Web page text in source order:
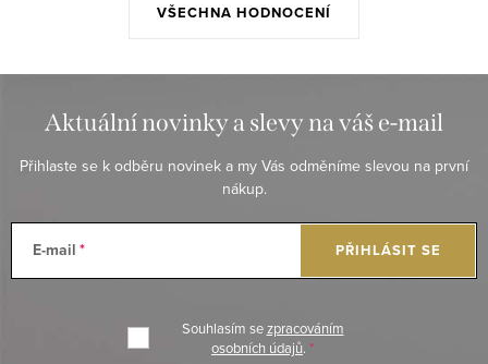
VŠECHNA HODNOCENÍ
Aktuální novinky a slevy na váš e-mail
Přihlaste se k odběru novinek a my Vás odměníme slevou na první
nákup.
E-mail
Souhlasím sezpracováním
osobních údajů.
PŘIHLÁSIT SE